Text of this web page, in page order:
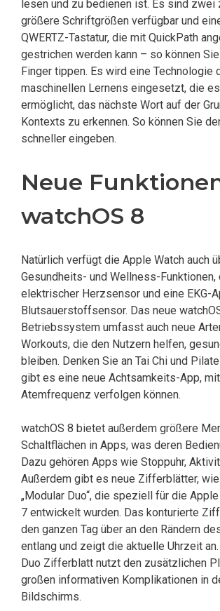
lesen und zu bedienen ist. Es sind zwei
größere Schriftgrößen verfügbar und
QWERTZ-Tastatur, die mit QuickPath
gestrichen werden kann – so können
Finger tippen. Es wird eine Technologie
maschinellen Lernens eingesetzt, die
ermöglicht, das nächste Wort auf der
Kontexts zu erkennen. So können Sie
schneller eingeben.
Neue
watchOS 8
Natürlich verfügt die Apple Watch auch
Gesundheits- und Wellness-Funktionen,
elektrischer Herzsensor und eine EKG-
Blutsauerstoffsensor. Das neue
Betriebssystem umfasst auch neue
Workouts, die den Nutzern helfen,
bleiben. Denken Sie an Tai Chi und
gibt es eine neue Achtsamkeits-App,
Atemfrequenz verfolgen können.
watchOS 8 bietet außerdem größere
Schaltflächen in Apps, was deren
Dazu gehören Apps wie Stoppuhr,
Außerdem gibt es neue Zifferblätter, wie
„Modular Duo“, die speziell für die
7 entwickelt wurden. Das konturierte
den ganzen Tag über an den Rändern
entlang und zeigt die aktuelle Uhrzeit
Duo Zifferblatt nutzt den zusätzlichen
großen informativen Komplikationen in
Bildschirms.